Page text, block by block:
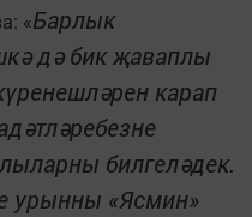
«Барлык
дә бик җаваплы
карап
билгеләдек.
урынны «Ясмин»